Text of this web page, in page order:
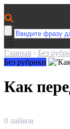
Главная › Без
Без рубрики
Как
0 лайков